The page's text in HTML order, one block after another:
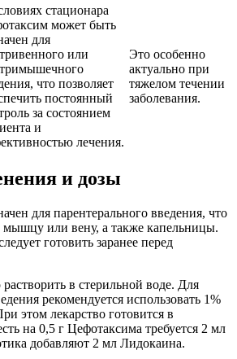
стационара
может быть
для
или
что позволяет
постоянный
за состоянием
и
лечения.
Это особенно
актуально при
тяжелом течении
заболевания.
и дозы
для парентерального введения, что
или вену, а также капельницы.
готовить заранее перед
в стерильной воде. Для
рекомендуется использовать 1%
этом лекарство готовится в
на 0,5 г Цефотаксима требуется 2 мл
добавляют 2 мл Лидокаина.